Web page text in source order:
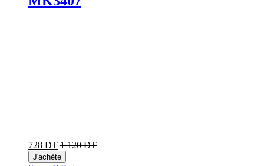
728 DT 1 120 DT
J'achète